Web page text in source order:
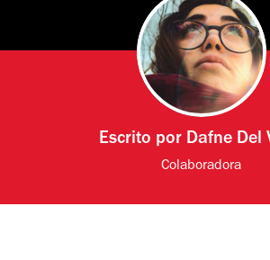
Escrito por Dafne Del
Colaboradora